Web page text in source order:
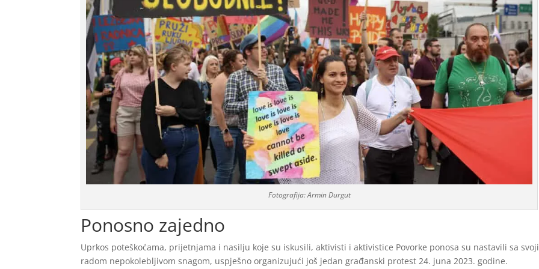
Fotografija: Armin Durgut
Ponosno zajedno
Uprkos poteškoćama, prijetnjama i nasilju koje su iskusili, aktivisti i aktivistice Povorke ponosa su nastavili sa
radom nepokolebljivom snagom, uspješno organizujući još jedan građanski protest 24. juna 2023. godine.